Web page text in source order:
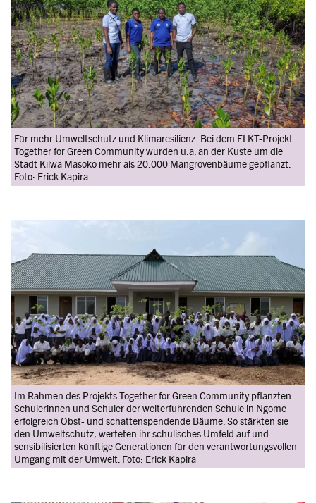
Für mehr Umweltschutz und Klimaresilienz: Bei dem ELKT-Projekt
Together for Green Community wurden u.a. an der Küste um die
Stadt Kilwa Masoko mehr als 20.000 Mangrovenbäume gepflanzt.
Foto: Erick Kapira
Im Rahmen des Projekts Together for Green Community pflanzten
Schülerinnen und Schüler der weiterführenden Schule in Ngome
erfolgreich Obst- und schattenspendende Bäume. So stärkten sie
den Umweltschutz, werteten ihr schulisches Umfeld auf und
sensibilisierten künftige Generationen für den verantwortungsvollen
Umgang mit der Umwelt. Foto: Erick Kapira